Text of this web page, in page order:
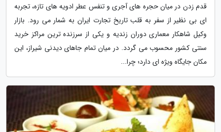
قدم زدن در میان حجره های آجری و تنفس عطر ادویه های تازه، تجربه
ای بی نظیر از سفر به قلب تاریخ تجارت ایران به شمار می رود. بازار
وکیل شاهکار معماری دوران زندیه و یکی از سرزنده ترین مراکز خرید
سنتی کشور محسوب می گردد. در میان تمام جاهای دیدنی شیراز، این
مکان جایگاه ویژه ای دارد؛ چرا...